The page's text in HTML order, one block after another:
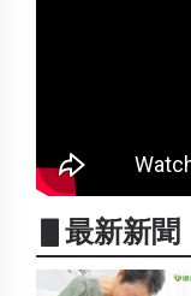
▋最新新聞